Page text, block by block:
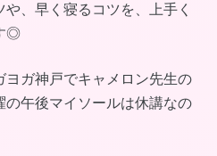
、早く寝るコツを、上手く
◎
ヨガ神戸でキャメロン先生の
の午後マイソールは休講なの